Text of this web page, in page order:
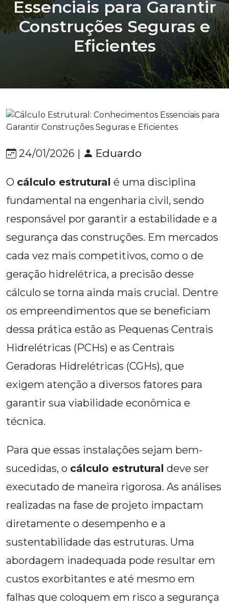
Essenciais para Garantir
Construções Seguras e
Eficientes
24/01/2026 | Eduardo
O cálculo estrutural é uma disciplina
fundamental na engenharia civil, sendo
responsável por garantir a estabilidade e a
segurança das construções. Em mercados
cada vez mais competitivos, como o de
geração hidrelétrica, a precisão desse
cálculo se torna ainda mais crucial. Dentre
os empreendimentos que se beneficiam
dessa prática estão as Pequenas Centrais
Hidrelétricas (PCHs) e as Centrais
Geradoras Hidrelétricas (CGHs), que
exigem atenção a diversos fatores para
garantir sua viabilidade econômica e
técnica.
Para que essas instalações sejam bem-
sucedidas, o cálculo estrutural deve ser
executado de maneira rigorosa. As análises
realizadas na fase de projeto impactam
diretamente o desempenho e a
sustentabilidade das estruturas. Uma
abordagem inadequada pode resultar em
custos exorbitantes e até mesmo em
falhas que coloquem em risco a segurança